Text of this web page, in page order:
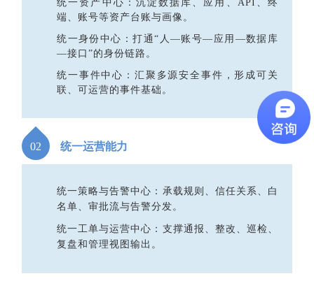
统一资产中心：沉淀数据库、应用、API、终
端、账号等资产台账与画像。
统一身份中心：打通“人—账号—应用—数据库
—接口”的身份链路。
统一事件中心：汇聚多源安全事件，形成可关
联、可运营的事件基础。
02 统一运营能力
统一策略与告警中心：承载规则、信任关系、白
名单、审批流与告警分发。
统一工单与运营中心：支撑通报、整改、巡检、
复盘和管理视图输出。